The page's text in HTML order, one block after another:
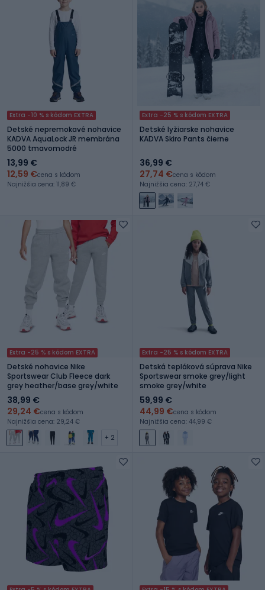
Extra -10 % s kódom EXTRA
Detské nepremokavé nohavice
KADVA AquaLock JR membrána
5000 tmavomodré
13,99 €
12,59 €cena s kódom
Najnižšia cena: 11,89 €
Extra -25 % s kódom EXTRA
Detské lyžiarske nohavice
KADVA Skiro Pants čierne
36,99 €
27,74 €cena s kódom
Najnižšia cena: 27,74 €
Extra -25 % s kódom EXTRA
Detské nohavice Nike
Sportswear Club Fleece dark
grey heather/base grey/white
38,99 €
29,24 €cena s kódom
Najnižšia cena: 29,24 €
+ 2
Extra -25 % s kódom EXTRA
Detská tepláková súprava Nike
Sportswear smoke grey/light
smoke grey/white
59,99 €
44,99 €cena s kódom
Najnižšia cena: 44,99 €